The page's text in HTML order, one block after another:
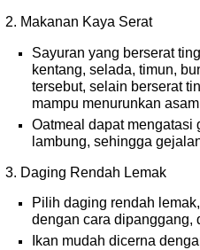
2. Makanan Kaya Serat
Sayuran yang berserat
kentang, selada, timun,
tersebut, selain berserat
mampu menurunkan
Oatmeal dapat mengatasi
lambung, sehingga
3. Daging Rendah Lemak
Pilih daging rendah
dengan cara dipanggang,
Ikan mudah dicerna